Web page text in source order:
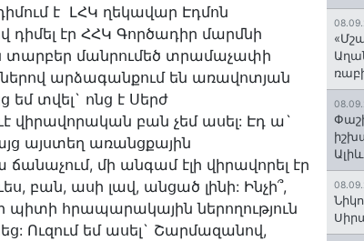
է ԼՀԿ ղեկավար Էդմոն
դիմել էր ՀՀԿ Գործադիր մարմնի
մանրումեծ տրամաչափի
արձագանքում են առավոտյան
եմ տվել` ոնց է Սերժ
վիրավորական բան չեմ ասել: Էդ ա`
այստեղ առանցքային
մի անգամ էլի վիրավորել էր
բան, ասի լավ, անցած լինի: Ինչի՞,
հրապարակային ներողություն
Ուզում եմ ասել` Շարմազանով,